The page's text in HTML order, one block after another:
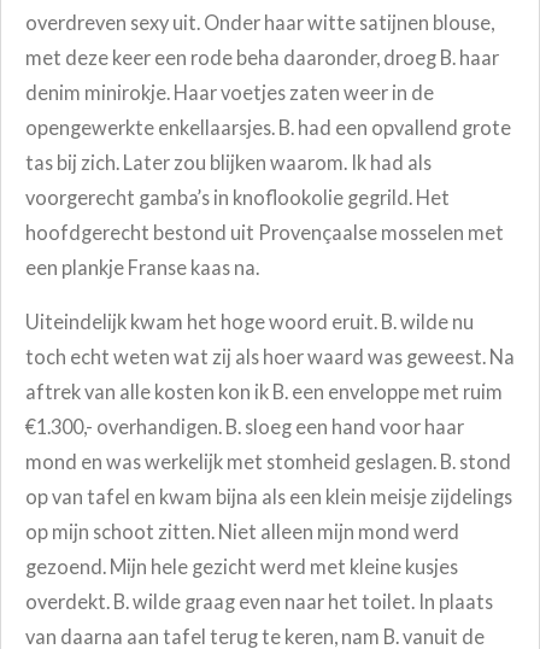
overdreven sexy uit. Onder haar witte satijnen blouse,
met deze keer een rode beha daaronder, droeg B. haar
denim minirokje. Haar voetjes zaten weer in de
opengewerkte enkellaarsjes. B. had een opvallend grote
tas bij zich. Later zou blijken waarom. Ik had als
voorgerecht gamba’s in knoflookolie gegrild. Het
hoofdgerecht bestond uit Provençaalse mosselen met
een plankje Franse kaas na.
Uiteindelijk kwam het hoge woord eruit. B. wilde nu
toch echt weten wat zij als hoer waard was geweest. Na
aftrek van alle kosten kon ik B. een enveloppe met ruim
€1.300,- overhandigen. B. sloeg een hand voor haar
mond en was werkelijk met stomheid geslagen. B. stond
op van tafel en kwam bijna als een klein meisje zijdelings
op mijn schoot zitten. Niet alleen mijn mond werd
gezoend. Mijn hele gezicht werd met kleine kusjes
overdekt. B. wilde graag even naar het toilet. In plaats
van daarna aan tafel terug te keren, nam B. vanuit de